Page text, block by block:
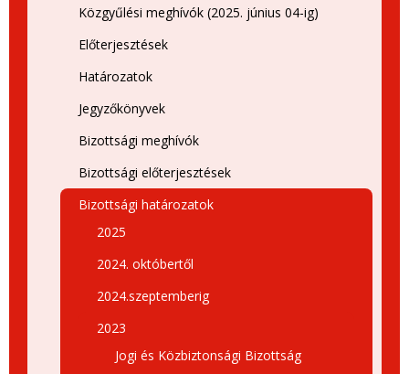
Közgyűlési meghívók (2025. június 04-ig)
Előterjesztések
Határozatok
Jegyzőkönyvek
Bizottsági meghívók
Bizottsági előterjesztések
Bizottsági határozatok
2025
2024. októbertől
2024.szeptemberig
2023
Jogi és Közbiztonsági Bizottság